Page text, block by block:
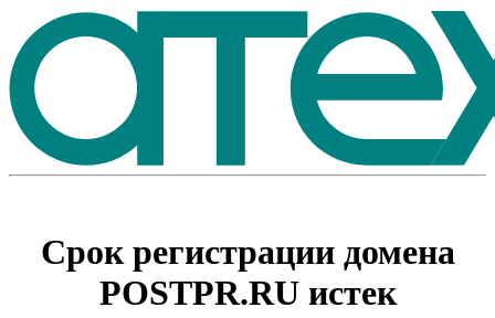
Срок регистрации домена
POSTPR.RUистек